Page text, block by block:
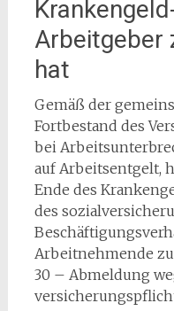
Arbeitgeber
hat
Gemäß der
Fortbestand des
bei
auf Arbeitsentgelt,
Ende des
des
Arbeitnehmende
30 – Abmeldung